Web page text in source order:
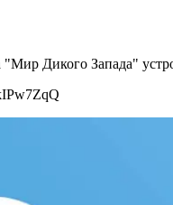
"Мир Дикого Запада"